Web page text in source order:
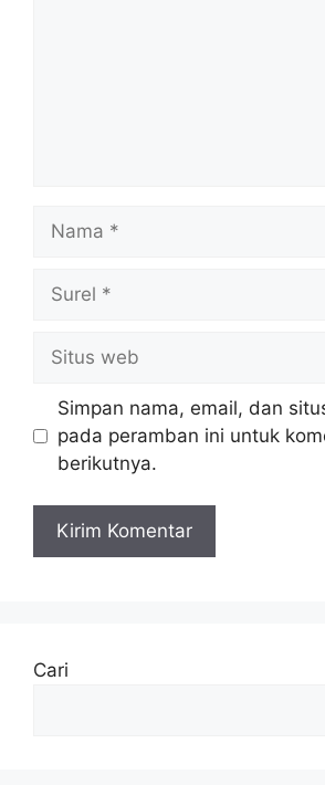
web
Simpan nama, email, dan
pada peramban ini untuk
berikutnya.
Cari